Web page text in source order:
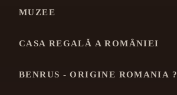
MUZEE
CASA REGALĂ A ROMÂNIEI
BENRUS - ORIGINE ROMANIA ?